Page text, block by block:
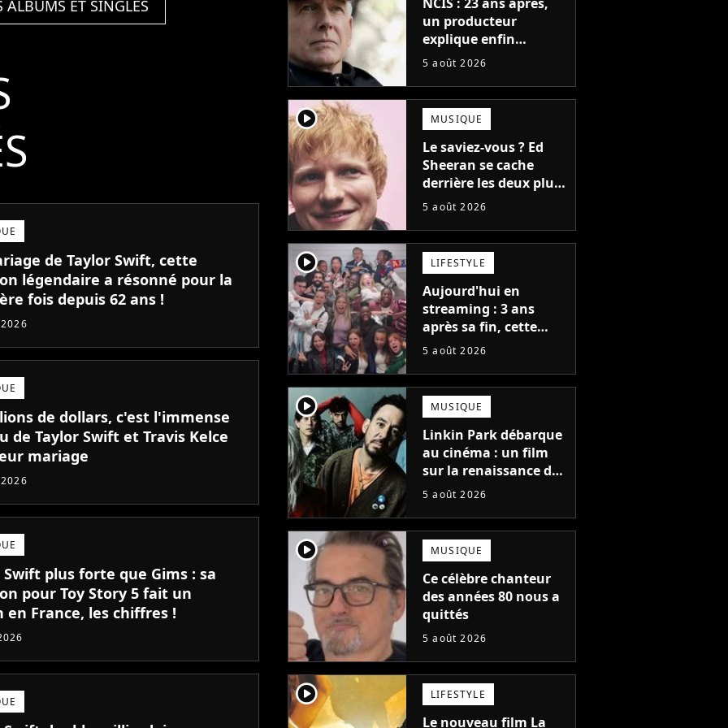
ALBUMS ET SINGLES
de Taylor Swift, cette
légendaire a résonné pour la
fois depuis 62 ans !
de dollars, c'est l'immense
de Taylor Swift et Travis Kelce
mariage
Swift plus forte que Gims : sa
pour Toy Story 5 fait un
en France, les chiffres !
un producteur
explique enfin
l'origine de l'idée la
(et on ne parle pas du
bateau)
5 août 2026
player2 MUSIQUE
Le saviez-vous ? Ed
Sheeran se cache
derrière les deux plus
gros tubes du
5 août 2026
player2 LIFESTYLE
Aujourd'hui en
streaming : 3 ans
après sa fin, cette
série aux 13 Emmy
une suite...
totalement différente
5 août 2026
player2 MUSIQUE
Linkin Park débarque
au cinéma : un film
sur la renaissance du
groupe arrive en
5 août 2026
player2 MUSIQUE
Ce célèbre chanteur
des années 80 nous a
quittés
5 août 2026
player2 LIFESTYLE
Le nouveau film La